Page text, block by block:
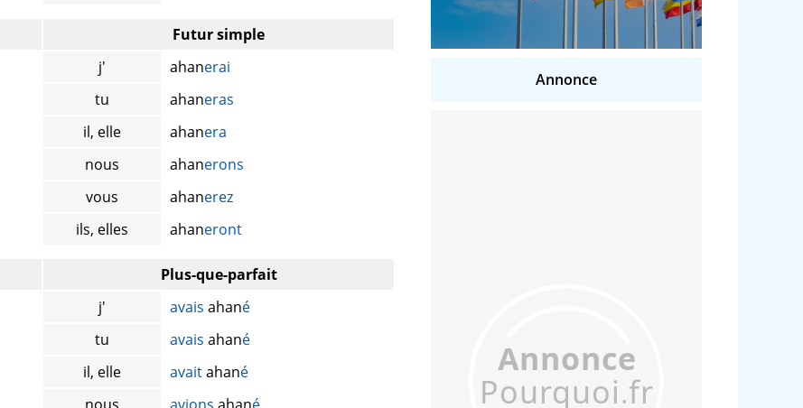
Futur simple
j'
ahanerai
tu
ahaneras
il, elle
ahanera
nous
ahanerons
vous
ahanerez
ils, elles
ahaneront
Plus-que-parfait
j'
avais ahané
tu
avais ahané
il, elle
avaitahané
Annonce